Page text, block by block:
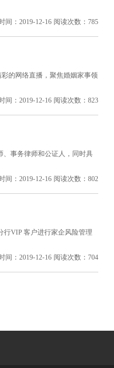
间：2019-12-16 阅读次数：785
的网络直播，聚焦婚姻家事领
间：2019-12-16 阅读次数：823
、事务律师和公证人，同时具
间：2019-12-16 阅读次数：802
行VIP 客户进行家企风险管理
间：2019-12-16 阅读次数：704